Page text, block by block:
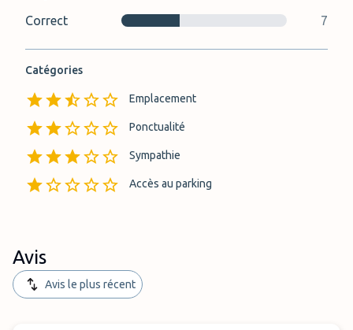
Correct
7
Catégories
Emplacement
Ponctualité
Sympathie
Accès au parking
Avis
Avis le plus récent